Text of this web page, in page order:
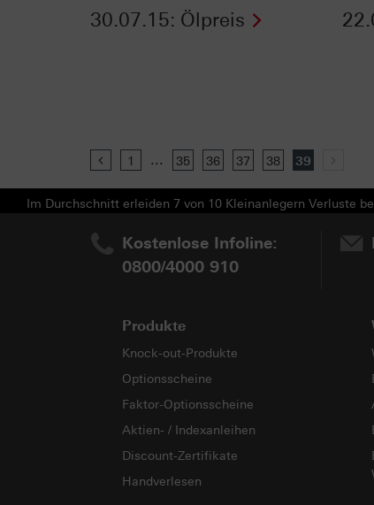
30.07.15: Ölpreis
Previous
1 ... 35 36 37 38 39
Im Durchschnitt erleiden 7 von 10 Kleinanlegern Verluste
Kostenlose Infoline:
0800/4000 910
Produkte
Knock-out-Produkte
Optionsscheine
Faktor-Optionsscheine
Aktien- / Indexanleihen
Discount-Zertifikate
Handverlesen